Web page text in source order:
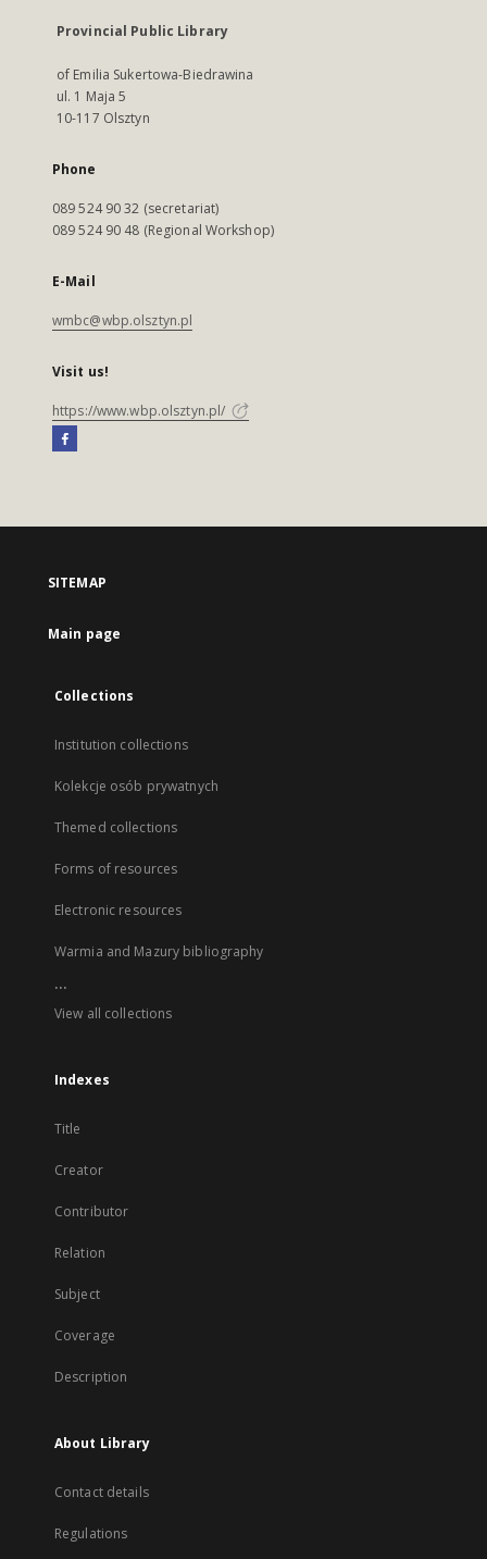
Provincial Public Library
of Emilia Sukertowa-Biedrawina
ul. 1 Maja 5
10-117 Olsztyn
Phone
089 524 90 32 (secretariat)
089 524 90 48 (Regional Workshop)
E-Mail
wmbc@wbp.olsztyn.pl
Visit us!
https://www.wbp.olsztyn.pl/
SITEMAP
Main page
Collections
Institution collections
Kolekcje osób prywatnych
Themed collections
Forms of resources
Electronic resources
Warmia and Mazury bibliography
...
View all collections
Indexes
Title
Creator
Contributor
Relation
Subject
Coverage
Description
About Library
Contact details
Regulations